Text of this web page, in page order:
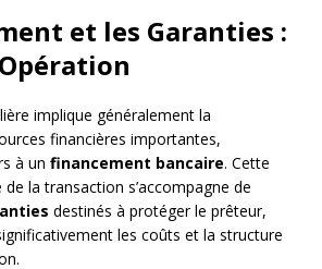
et les Garanties :
implique généralement la
financières importantes,
à un financement bancaire. Cette
la transaction s’accompagne de
destinés à protéger le prêteur,
les coûts et la structure